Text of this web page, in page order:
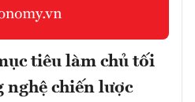
tiêu làm chủ tối
nghệ chiến lược